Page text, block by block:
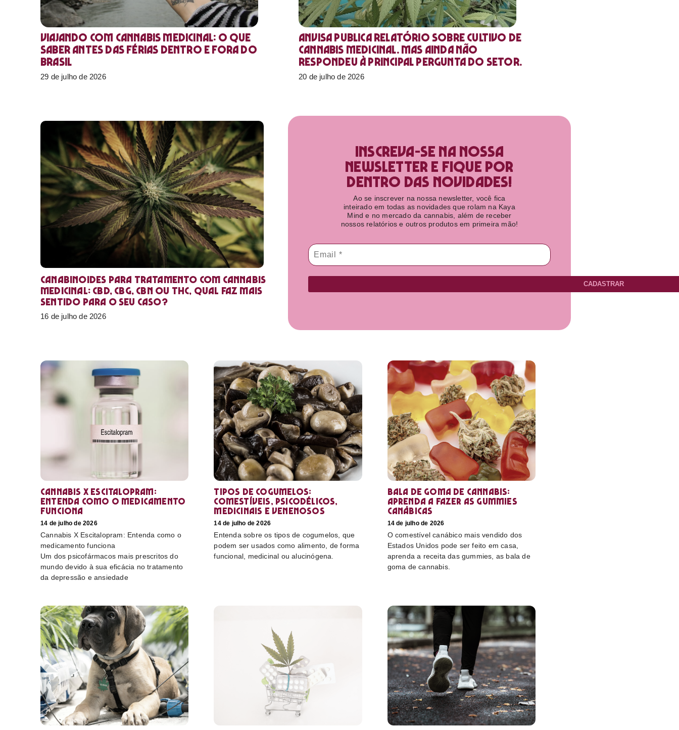
Viajando com cannabis medicinal: o que
saber antes das férias dentro e fora do
Brasil
29 de julho de 2026
Anvisa publica relatório sobre cultivo de
Cannabis medicinal. Mas ainda não
respondeu à principal pergunta do setor.
20 de julho de 2026
Canabinoides para tratamento com cannabis
medicinal: CBD, CBG, CBN ou THC, qual faz mais
sentido para o seu caso?
16 de julho de 2026
Inscreva-se na nossa
newsletter e fique por
dentro das novidades!​
Ao se inscrever na nossa newsletter, você fica
inteirado em todas as novidades que rolam na Kaya
Mind e no mercado da cannabis, além de receber
nossos relatórios e outros produtos em primeira mão!
CADASTRAR
Cannabis X Escitalopram:
Entenda como o medicamento
funciona
14 de julho de 2026
Cannabis X Escitalopram: Entenda como o
medicamento funciona
Um dos psicofármacos mais prescritos do
mundo devido à sua eficácia no tratamento
da depressão e ansiedade
Tipos de cogumelos:
comestíveis, psicodélicos,
medicinais e venenosos
14 de julho de 2026
Entenda sobre os tipos de cogumelos, que
podem ser usados como alimento, de forma
funcional, medicinal ou alucinógena.
Bala de goma de cannabis:
aprenda a fazer as gummies
canábicas
14 de julho de 2026
O comestível canábico mais vendido dos
Estados Unidos pode ser feito em casa,
aprenda a receita das gummies, as bala de
goma de cannabis.